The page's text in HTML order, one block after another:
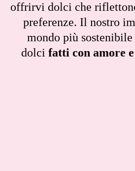
offrirvi dolci che
preferenze. Il nostro
mondo più
dolci fatti con amore